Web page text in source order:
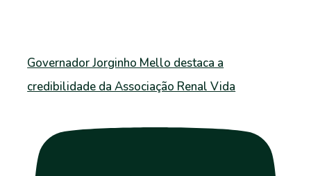
Governador Jorginho Mello destaca a
credibilidade da Associação Renal Vida